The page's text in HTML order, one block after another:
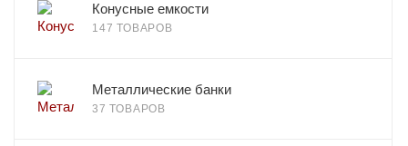
Конусные емкости
147 ТОВАРОВ
Металлические банки
37 ТОВАРОВ